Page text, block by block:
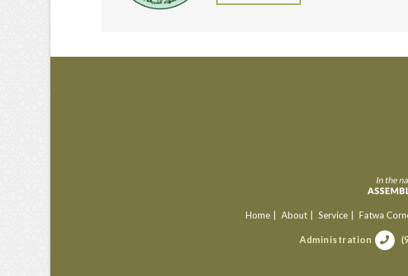
Home About Service Fatwa
Administration